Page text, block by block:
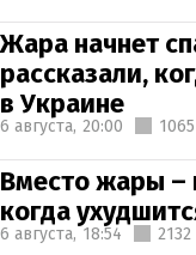
Жара начнет
рассказали,
в Украине
6 августа, 20:00 1065
Вместо жары –
когда
6 августа, 18:54 2132